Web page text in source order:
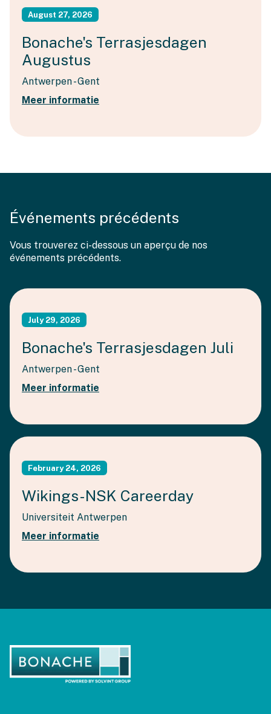
August 27, 2026
Bonache's Terrasjesdagen
Augustus
Antwerpen - Gent
Meer informatie
Événements précédents
Vous trouverez ci-dessous un aperçu de nos
événements précédents.
July 29, 2026
Bonache's Terrasjesdagen Juli
Antwerpen - Gent
Meer informatie
February 24, 2026
Wikings-NSK Careerday
Universiteit Antwerpen
Meer informatie